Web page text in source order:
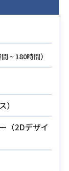
間 ~ 180時間）
（2Dデザイ